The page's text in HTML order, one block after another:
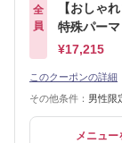
全
員
【おしゃ
特殊パーマ
¥17,215
このクーポンの詳細
その他条件： 男性限
メニュー